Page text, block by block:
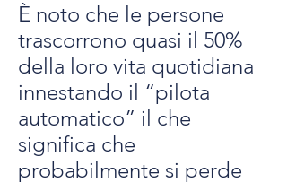
È noto che le persone
trascorrono quasi il 50%
della loro vita quotidiana
innestando il “pilota
automatico” il che
significa che
probabilmente si perde